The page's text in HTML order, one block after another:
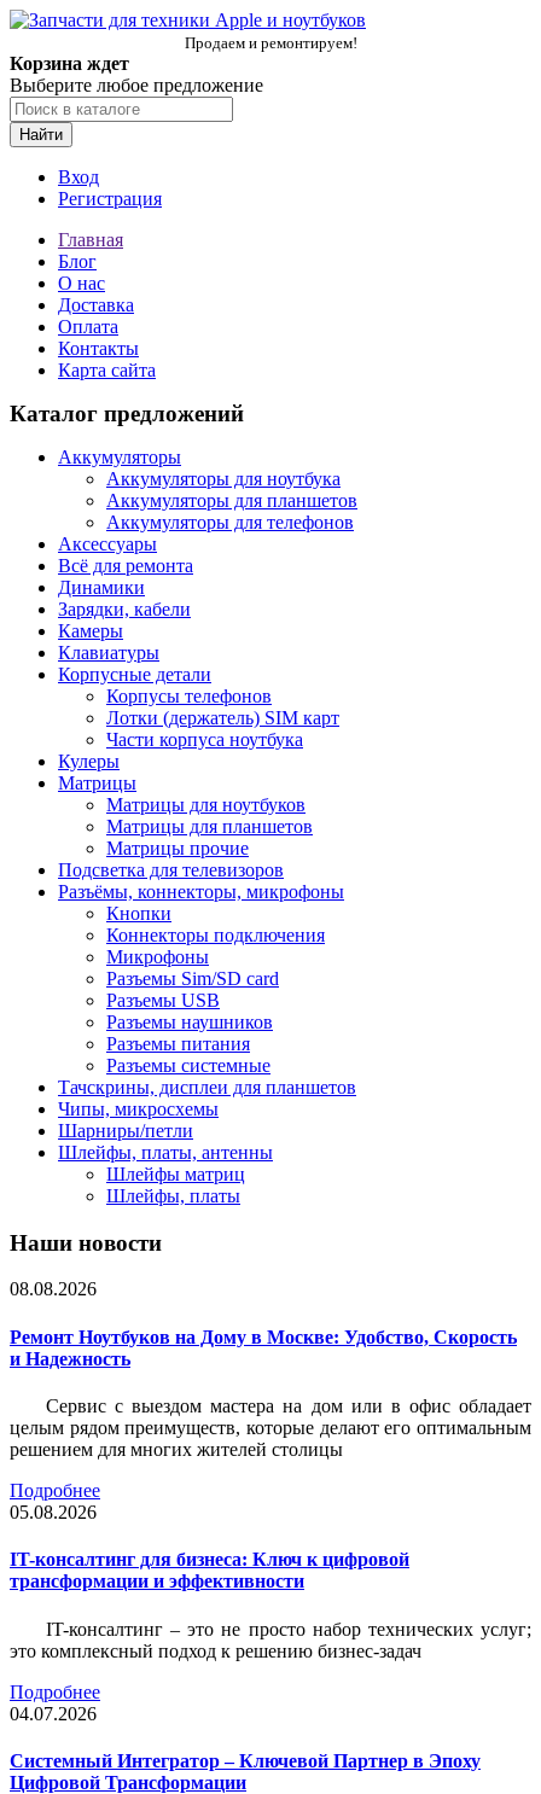
Продаем и ремонтируем!
Корзина ждет
Выберите любое предложение
Найти
Вход
Регистрация
Главная
Блог
О нас
Доставка
Оплата
Контакты
Карта сайта
Каталог предложений
Аккумуляторы
Аккумуляторы для ноутбука
Аккумуляторы для планшетов
Аккумуляторы для телефонов
Аксессуары
Всё для ремонта
Динамики
Зарядки, кабели
Камеры
Клавиатуры
Корпусные детали
Корпусы телефонов
Лотки (держатель) SIM карт
Части корпуса ноутбука
Кулеры
Матрицы
Матрицы для ноутбуков
Матрицы для планшетов
Матрицы прочие
Подсветка для телевизоров
Разъёмы, коннекторы, микрофоны
Кнопки
Коннекторы подключения
Микрофоны
Разъемы Sim/SD card
Разъемы USB
Разъемы наушников
Разъемы питания
Разъемы системные
Тачскрины, дисплеи для планшетов
Чипы, микросхемы
Шарниры/петли
Шлейфы, платы, антенны
Шлейфы матриц
Шлейфы, платы
Наши новости
08.08.2026
Ремонт Ноутбуков на Дому в Москве: Удобство, Скорость
и Надежность
Сервис с выездом мастера на дом или в офис обладает
целым рядом преимуществ, которые делают его оптимальным
решением для многих жителей столицы
Подробнее
05.08.2026
IT-консалтинг для бизнеса: Ключ к цифровой
трансформации и эффективности
IT-консалтинг – это не просто набор технических услуг;
это комплексный подход к решению бизнес-задач
Подробнее
04.07.2026
Системный Интегратор – Ключевой Партнер в Эпоху
Цифровой Трансформации